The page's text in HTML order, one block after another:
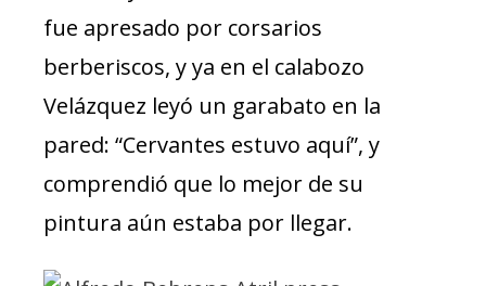
fue apresado por corsarios
berberiscos, y ya en el calabozo
Velázquez leyó un garabato en la
pared: “Cervantes estuvo aquí”, y
comprendió que lo mejor de su
pintura aún estaba por llegar.